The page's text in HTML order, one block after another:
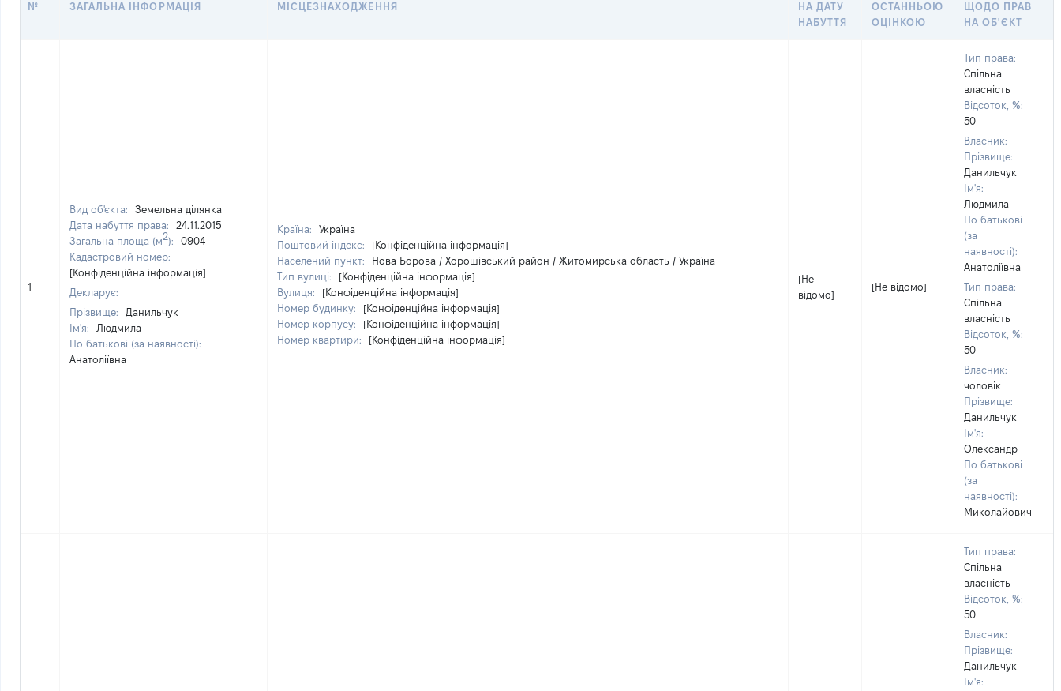
№ ЗАГАЛЬНА ІНФОРМАЦІЯ МІСЦЕЗНАХОДЖЕННЯ
НА ДАТУ
НАБУТТЯ
ОСТАННЬОЮ
ОЦІНКОЮ
ЩОДО ПРАВ
НА ОБ'ЄКТ
1
Вид об'єкта:
Земельна ділянка
Дата набуття права:
24.11.2015
Загальна площа (м2):
0904
Кадастровий номер:
[Конфіденційна інформація]
Декларує:
Прізвище:
Данильчук
Ім'я:
Людмила
По батькові (за наявності):
Анатоліївна
Країна:
Україна
Поштовий індекс:
[Конфіденційна інформація]
Населений пункт:
Нова Борова / Хорошівський район / Житомирська область / Україна
Тип вулиці:
[Конфіденційна інформація]
Вулиця:
[Конфіденційна інформація]
Номер будинку:
[Конфіденційна інформація]
Номер корпусу:
[Конфіденційна інформація]
Номер квартири:
[Конфіденційна інформація]
[Не
відомо]
[Не відомо]
Тип права:
Спільна
власність
Відсоток, %:
50
Власник:
Прізвище:
Данильчук
Ім'я:
Людмила
По батькові
(за
наявності):
Анатоліївна
Тип права:
Спільна
власність
Відсоток, %:
50
Власник:
чоловік
Прізвище:
Данильчук
Ім'я:
Олександр
По батькові
(за
наявності):
Миколайович
Тип права:
Спільна
власність
Відсоток, %:
50
Власник:
Прізвище:
Данильчук
Ім'я: